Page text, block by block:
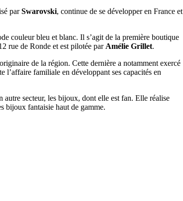
parSwarovski, continue de se développer en France et
couleur bleu et blanc. Il s’agit de la première boutique
rue de Ronde et est pilotée par Amélie Grillet.
de la région. Cette dernière a notamment exercé
l’affaire familiale en développant ses capacités en
secteur, les bijoux, dont elle est fan. Elle réalise
bijoux fantaisie haut de gamme.